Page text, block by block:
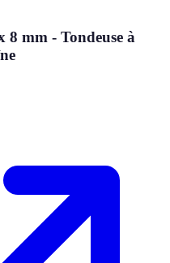
8 mm - Tondeuse à